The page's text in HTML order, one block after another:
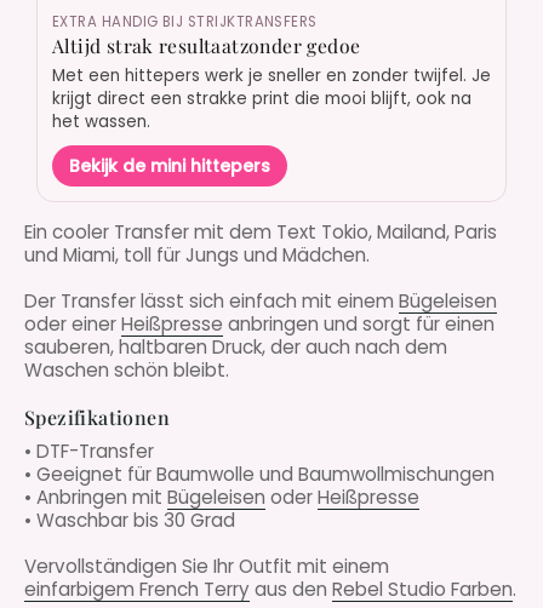
EXTRA HANDIG BIJ STRIJKTRANSFERS
Altijd strak resultaatzonder gedoe
Met een hittepers werk je sneller en zonder twijfel. Je
krijgt direct een strakke print die mooi blijft, ook na
het wassen.
Bekijk de mini hittepers
Ein cooler Transfer mit dem Text Tokio, Mailand, Paris
und Miami, toll für Jungs und Mädchen.
Der Transfer lässt sich einfach mit einem Bügeleisen
oder einerHeißpresse anbringen und sorgt für einen
sauberen, haltbaren Druck, der auch nach dem
Waschen schön bleibt.
Spezifikationen
• DTF-Transfer
• Geeignet für Baumwolle und Baumwollmischungen
• Anbringen mit Bügeleisen oderHeißpresse
• Waschbar bis 30 Grad
Vervollständigen Sie Ihr Outfit mit einem
einfarbigem French Terry aus den Rebel Studio Farben.